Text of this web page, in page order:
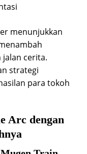
menunjukkan
jalan cerita.
strategi
para tokoh
Arc dengan